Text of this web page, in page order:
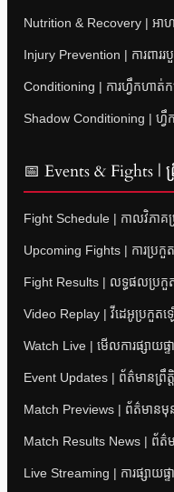
Nutrition & Recovery | អាហា
Injury Prevention | ការពាររ
Conditioning | ការហ្វឹកហាត់ក
Shadow Conditioning | ហ្វឹ
📅 Events & Fights |
Fight Schedule | កាលវិភាគ
Upcoming Fights | ការប្រកួ
Fight Results | លទ្ធផលប្រកួ
Video Replay | វីដេអូប្រកួត
Watch Live | មើលការផ្សាយផ្
Event Updates | ព័ត៌មានព្រឹត្
Match Previews | ព័ត៌មានមុ
Match Results News | ព័ត៌
Live Streaming | ការផ្សាយផ្